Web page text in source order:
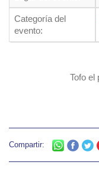
Categoría del
evento:
Tofo el
Compartir: